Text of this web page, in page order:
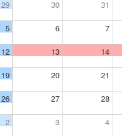
29 30 31
5 6 7
12 13 14
19 20 21
26 27 28
2 3 4